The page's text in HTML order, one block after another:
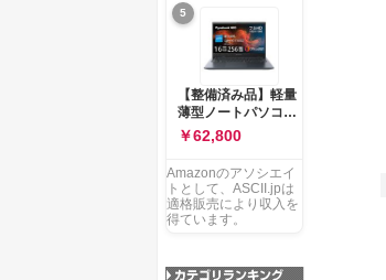
170 メモリ16GB
SSD 512GB
Microsoft 365
Personal (24か月版)
搭載 Windows 11 重
量1.7kg Wi-Fi 6E ク
ワイエットブルー
M1502NAQ-
5
【整備済み品】軽量
薄型ノートパソコン
dynabook G83 ■
13.3型
FHD(1920x1080) -
高性能第11世代Core
i5-1135G7 - メモリ
16GB - SSD 256GB
USB Type-C - MS
￥62,800
Amazonのアソシエイ
トとして、ASCII.jpは
適格販売により収入を
得ています。